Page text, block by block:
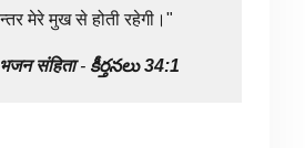
मेरे मुख से होती रहेगी।"
भजन संहिता- కీర్తనలు 34:1